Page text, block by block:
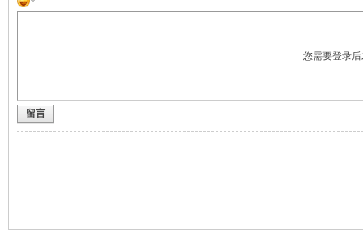
您需要登录
留言